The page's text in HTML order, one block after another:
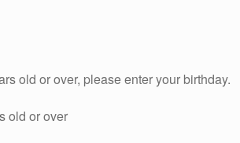
old or over, please enter your birthday.
old or over